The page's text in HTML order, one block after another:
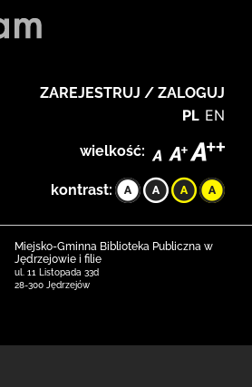
ZAREJESTRUJ / ZALOGUJ
PL EN
wielkość:
kontrast:
Miejsko-Gminna Biblioteka Publiczna w
Jędrzejowie i filie
ul. 11 Listopada 33d
28-300 Jędrzejów